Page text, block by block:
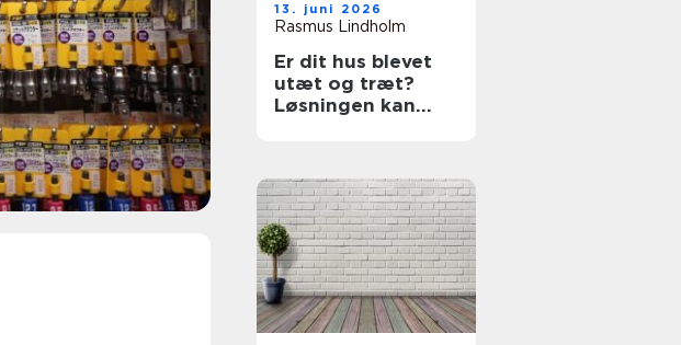
13. juni 2026
Rasmus Lindholm
Er dit hus blevet
utæt og træt?
Løsningen kan